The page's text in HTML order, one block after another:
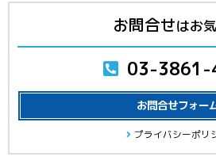
お問合せはお
03-3861-
お問合せフォー
プライバシーポリ